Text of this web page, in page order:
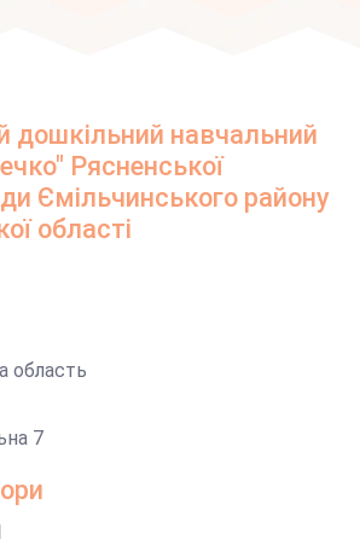
дошкільний навчальний
Рясненської
Ємільчинського району
області
область
7